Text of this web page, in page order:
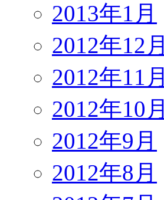
2013年1月
2012年12月
2012年11月
2012年10月
2012年9月
2012年8月